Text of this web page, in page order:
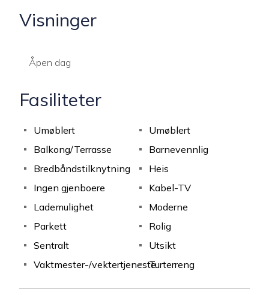
Visninger
Åpen dag
Fasiliteter
Umøblert
Umøblert
Balkong/Terrasse
Barnevennlig
Bredbåndstilknytning
Heis
Ingen gjenboere
Kabel-TV
Lademulighet
Moderne
Parkett
Rolig
Sentralt
Utsikt
Vaktmester-/vektertjenesteTurterreng